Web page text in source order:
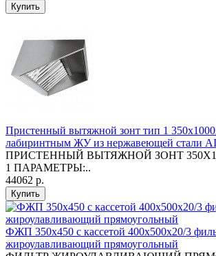
Купить
Пристенный вытяжной зонт тип 1
лабиринтным ЖУ из нержавеющей стали
ПРИСТЕННЫЙ ВЫТЯЖНОЙ ЗОНТ
1 ПАРАМЕТРЫ:..
44062 р.
Купить
ФЖП 350х450 с кассетой 400х500х20/3
жироулавливающий прямоугольный